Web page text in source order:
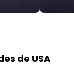
de USA